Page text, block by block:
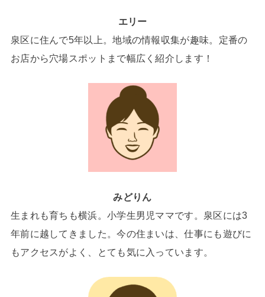
エリー
泉区に住んで5年以上。地域の情報収集が趣味。定番の
お店から穴場スポットまで幅広く紹介します！
みどりん
生まれも育ちも横浜。小学生男児ママです。泉区には3
年前に越してきました。今の住まいは、仕事にも遊びに
もアクセスがよく、とても気に入っています。